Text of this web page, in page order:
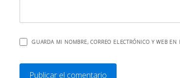
GUARDA MI NOMBRE, CORREO ELECTRÓNICO Y WEB